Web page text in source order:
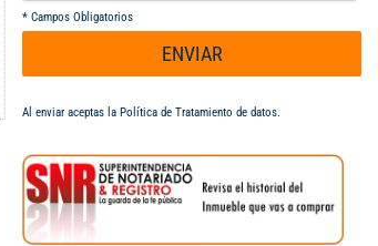
* Campos Obligatorios
ENVIAR
Al enviar aceptas la Política de Tratamiento de datos.